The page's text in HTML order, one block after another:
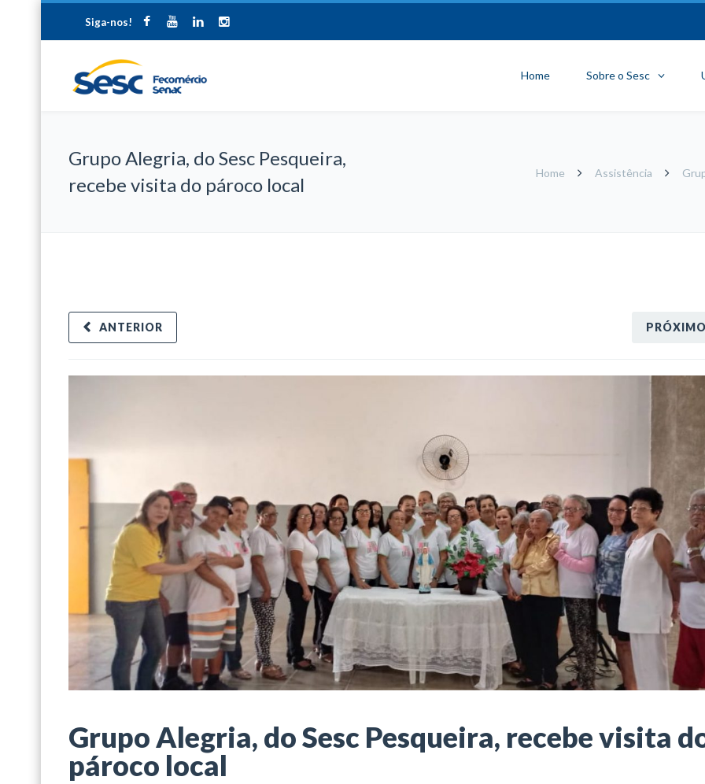
Siga-nos!
Home Sobre o Sesc
Grupo Alegria, do Sesc Pesqueira,
recebe visita do pároco local
Home Assistência
PRÓXIMO
ANTERIOR
Grupo Alegria, do Sesc Pesqueira, recebe visita
pároco local